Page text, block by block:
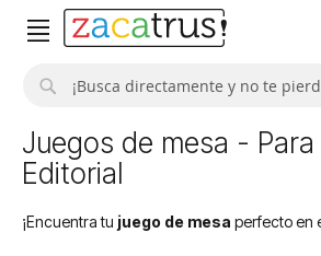
Juegos de mesa -
Editorial
¡Encuentra tu juego de mesa perfecto en